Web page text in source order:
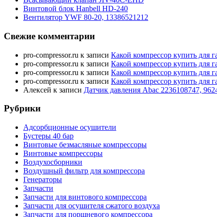
Винтовой блок Hanbell HD-240
Вентилятор YWF 80-20, 13386521212
Свежие комментарии
pro-compressor.ru к записи Какой компрессор купить для
pro-compressor.ru к записи Какой компрессор купить для
pro-compressor.ru к записи Какой компрессор купить для
pro-compressor.ru к записи Какой компрессор купить для
Алексей к записи Датчик давления Abac 2236108747,
Рубрики
Адсорбционные осушители
Бустеры 40 бар
Винтовые безмасляные компрессоры
Винтовые компрессоры
Воздухосборники
Воздушный фильтр для компрессора
Генераторы
Запчасти
Запчасти для винтового компрессора
Запчасти для осушителя сжатого воздуха
Запчасти для поршневого компрессора